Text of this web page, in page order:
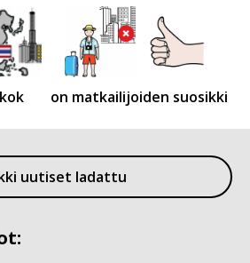
on matkailijoiden suosikki
uutiset ladattu